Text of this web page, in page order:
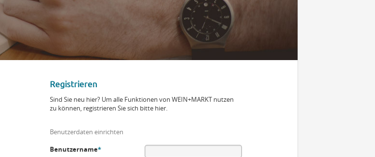
Registrieren
Sind Sie neu hier? Um alle Funktionen von WEIN+MARKT nutzen
zu können, registrieren Sie sich bitte hier.
Benutzerdaten einrichten
Benutzername*